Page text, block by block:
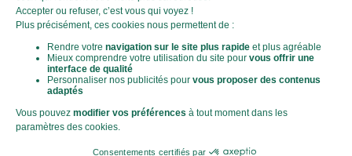
Comment préparer du gingembre ?